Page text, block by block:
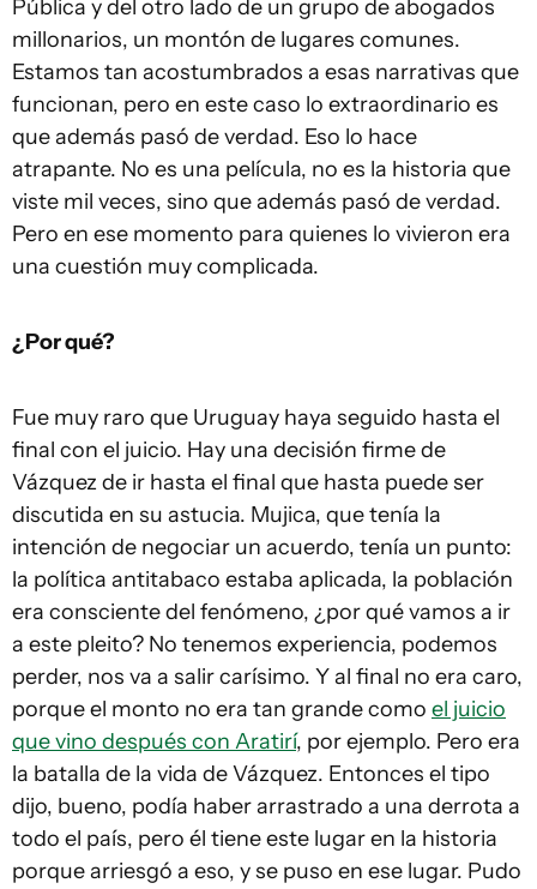
Pública y del otro lado de un grupo de abogados
millonarios, un montón de lugares comunes.
Estamos tan acostumbrados a esas narrativas que
funcionan, pero en este caso lo extraordinario es
que además pasó de verdad. Eso lo hace
atrapante. No es una película, no es la historia que
viste mil veces, sino que además pasó de verdad.
Pero en ese momento para quienes lo vivieron era
una cuestión muy complicada.
¿Por qué?
Fue muy raro que Uruguay haya seguido hasta el
final con el juicio. Hay una decisión firme de
Vázquez de ir hasta el final que hasta puede ser
discutida en su astucia. Mujica, que tenía la
intención de negociar un acuerdo, tenía un punto:
la política antitabaco estaba aplicada, la población
era consciente del fenómeno, ¿por qué vamos a ir
a este pleito? No tenemos experiencia, podemos
perder, nos va a salir carísimo. Y al final no era caro,
porque el monto no era tan grande como el juicio
que vino después con Aratirí, por ejemplo. Pero era
la batalla de la vida de Vázquez. Entonces el tipo
dijo, bueno, podía haber arrastrado a una derrota a
todo el país, pero él tiene este lugar en la historia
porque arriesgó a eso, y se puso en ese lugar. Pudo